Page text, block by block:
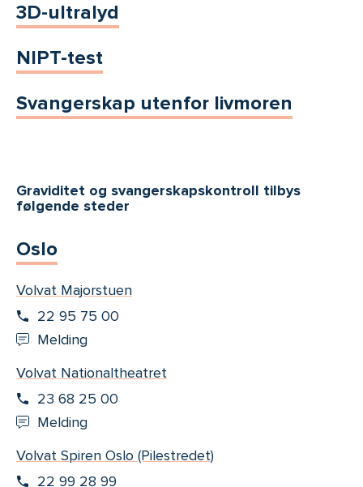
3D-ultralyd
NIPT-test
Svangerskap utenfor livmoren
Graviditet og svangerskapskontroll tilbys
følgende steder
Oslo
Volvat Majorstuen
22 95 75 00
Melding
Volvat Nationaltheatret
23 68 25 00
Melding
Volvat Spiren Oslo (Pilestredet)
22 99 28 99